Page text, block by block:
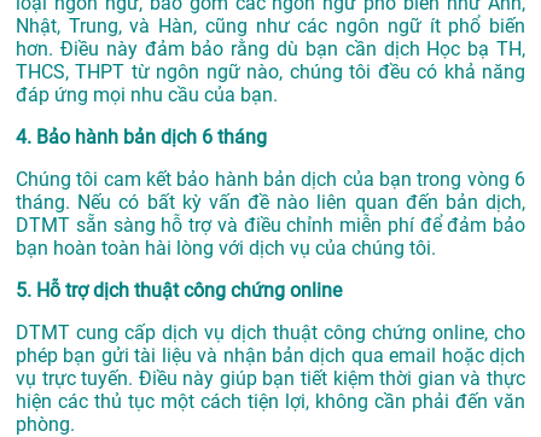
Nhật, Trung, và Hàn, cũng như các ngôn ngữ ít phổ biến
hơn. Điều này đảm bảo rằng dù bạn cần dịch Học bạ TH,
THCS, THPT từ ngôn ngữ nào, chúng tôi đều có khả năng
đáp ứng mọi nhu cầu của bạn.
4. Bảo hành bản dịch 6 tháng
Chúng tôi cam kết bảo hành bản dịch của bạn trong vòng 6
tháng. Nếu có bất kỳ vấn đề nào liên quan đến bản dịch,
DTMT sẵn sàng hỗ trợ và điều chỉnh miễn phí để đảm bảo
bạn hoàn toàn hài lòng với dịch vụ của chúng tôi.
5. Hỗ trợ dịch thuật công chứng online
DTMT cung cấp dịch vụ dịch thuật công chứng online, cho
phép bạn gửi tài liệu và nhận bản dịch qua email hoặc dịch
vụ trực tuyến. Điều này giúp bạn tiết kiệm thời gian và thực
hiện các thủ tục một cách tiện lợi, không cần phải đến văn
phòng.